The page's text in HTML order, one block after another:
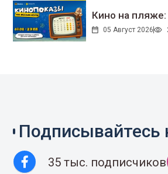
Кино на
05 Август 2026
Подписывайтесь
35 тыс. подписчиков